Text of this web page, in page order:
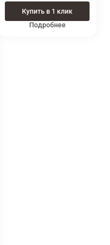
Купить в 1 клик
Подробнее